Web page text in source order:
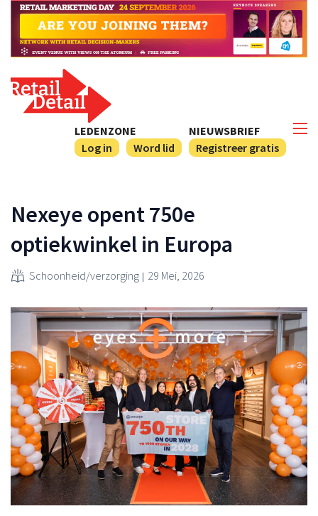
NIEUWSBRIEF
Registreer gratis
LEDENZONE
Log in
Word lid
Nexeye opent 750e
optiekwinkel in Europa
Schoonheid/verzorging 29 Mei, 2026